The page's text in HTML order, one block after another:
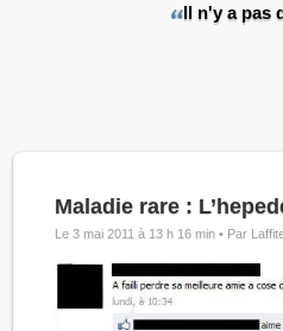
Il n'y a pas
Maladie rare :
Le 3 mai 2011 à 13 h 16 min • Par